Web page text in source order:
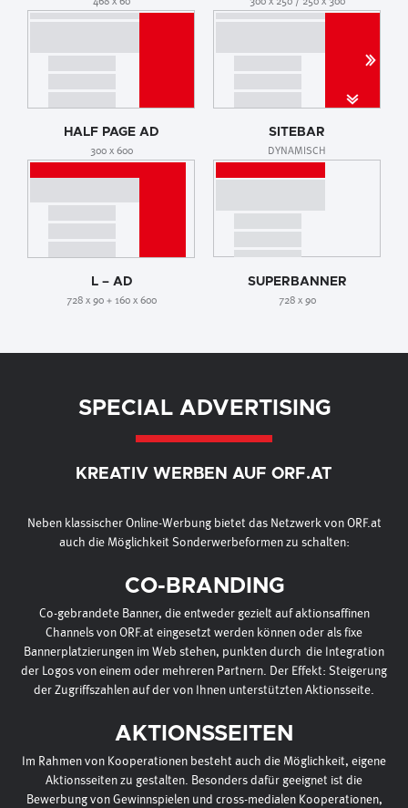
HALF PAGE AD
300 x 600
SITEBAR
DYNAMISCH
L – AD
728 x 90 + 160 x 600
SUPERBANNER
728 x 90
SPECIAL ADVERTISING
KREATIV WERBEN AUF ORF.AT
Neben klassischer Online-Werbung bietet das Netzwerk von ORF.at
auch die Möglichkeit Sonderwerbeformen zu schalten:
CO-BRANDING
Co-gebrandete Banner, die entweder gezielt auf aktionsaffinen
Channels von ORF.at eingesetzt werden können oder als fixe
Bannerplatzierungen im Web stehen, punkten durch die Integration
der Logos von einem oder mehreren Partnern. Der Effekt: Steigerung
der Zugriffszahlen auf der von Ihnen unterstützten Aktionsseite.
AKTIONSSEITEN
Im Rahmen von Kooperationen besteht auch die Möglichkeit, eigene
Aktionsseiten zu gestalten. Besonders dafür geeignet ist die
Bewerbung von Gewinnspielen und cross-medialen Kooperationen,